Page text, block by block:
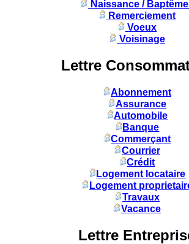
Naissance /
Remerciement
Voeux
Voisinage
Lettre
Abonnement
Assurance
Automobile
Banque
Commerçant
Courrier
Crédit
Logement locataire
Logement
Travaux
Vacance
Lettre